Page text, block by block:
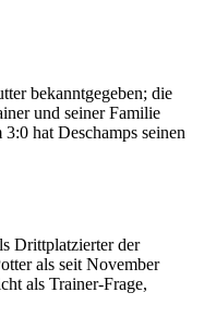
bekanntgegeben; die
und seiner Familie
hat Deschamps seinen
Drittplatzierter der
als seit November
als Trainer-Frage,